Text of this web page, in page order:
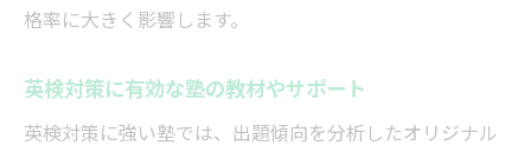
格率に大きく影響します。
英検対策に有効な塾の教材やサポート
英検対策に強い塾では、出題傾向を分析したオリジナル